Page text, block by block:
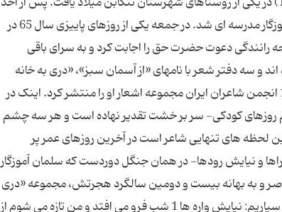
فوق دیپلم هنر، در یکی از روستاهای دورافتاده شهرستان لنگرود، آموزگار مدرسه ای شد. در جمعه یکی از روزهای پاییزی سال 65 در
دعوت حضرت حق را اجابت کرد و به سرای باقی
و سه دفتر شعر با نامهای «از آسمان سبز»، «دری به خانه
خورشید» و «از این ستاره تا آن ستاره» (ویژه نوجوانان). در سال 1380 انجمن شاعران ایران مجموعه اشعار او را منتشر کرد. اینک در
کودکی- سر بر خشت تقدیر نهاده است و هر سه چشم
لحظه های تنهایی شاعر است در آخرین روزهای عمر پر
و نیایش رودها- در همان جنگل دوردست که سلمان آموزگار
و به بهانه بیست و دومین سالگرد هجرتش، مجموعه «دری
به خانه خورشید» را می گشاییم و به «نیایش واره ها» یش گوش می سپاریم: نیایش واره ها 1 شب فرو می افتد و من تازه می شوم از